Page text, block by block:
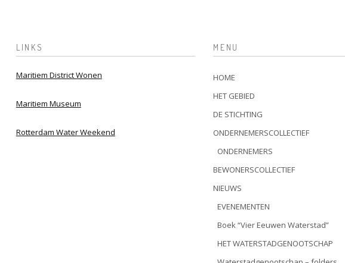
LINKS
Maritiem District Wonen
Maritiem Museum
Rotterdam Water Weekend
MENU
HOME
HET GEBIED
DE STICHTING
ONDERNEMERSCOLLECTIEF
ONDERNEMERS
BEWONERSCOLLECTIEF
NIEUWS
EVENEMENTEN
Boek “Vier Eeuwen Waterstad”
HET WATERSTADGENOOTSCHAP